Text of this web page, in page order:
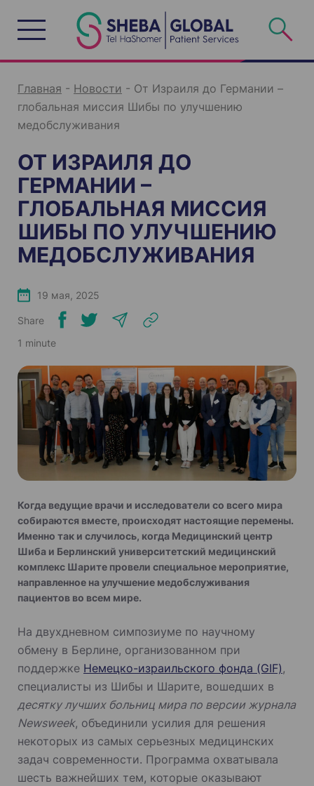
c
Главная - Новости - От Израиля до Германии –
глобальная миссия Шибы по улучшению
медобслуживания
ОТ ИЗРАИЛЯ ДО
ГЕРМАНИИ –
ГЛОБАЛЬНАЯ МИССИЯ
ШИБЫ ПО УЛУЧШЕНИЮ
МЕДОБСЛУЖИВАНИЯ
19 мая, 2025
Share
1 minute
Когда ведущие врачи и исследователи со всего мира
собираются вместе, происходят настоящие перемены.
Именно так и случилось, когда Медицинский центр
Шиба и Берлинский университетский медицинский
комплекс Шарите провели специальное мероприятие,
направленное на улучшение медобслуживания
пациентов во всем мире.
На двухдневном симпозиуме по научному
обмену в Берлине, организованном при
поддержке Немецко-израильского фонда (GIF),
специалисты из Шибы и Шарите, вошедших в
десятку лучших больниц мира по версии журнала
Newsweek, объединили усилия для решения
некоторых из самых серьезных медицинских
задач современности. Программа охватывала
шесть важнейших тем, которые оказывают